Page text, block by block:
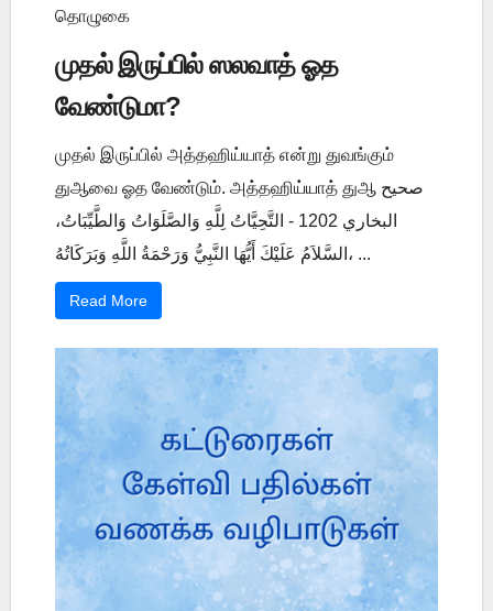
தொழுகை
முதல் இருப்பில் ஸலவாத் ஓத
வேண்டுமா?
முதல் இருப்பில் அத்தஹிய்யாத் என்று துவங்கும்
துஆவை ஓத வேண்டும். அத்தஹிய்யாத் துஆ صحيح
البخاري 1202 - التَّحِيَّاتُ لِلَّهِ وَالصَّلَوَاتُ وَالطَّيِّبَاتُ،
السَّلاَمُ عَلَيْكَ أَيُّهَا النَّبِيُّ وَرَحْمَةُ اللَّهِ وَبَرَكَاتُهُ، ...
Read More